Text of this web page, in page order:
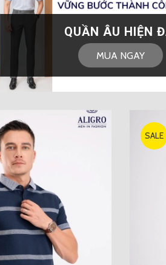
QUẦN ÂU HIỆN
MUA NGAY
SALE